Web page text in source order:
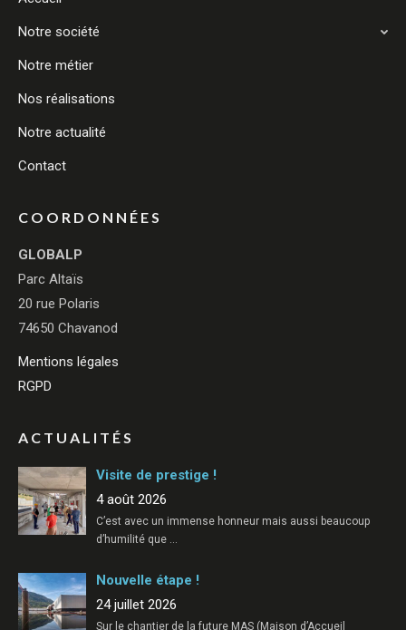
Notre société
Notre métier
Nos réalisations
Notre actualité
Contact
COORDONNÉES
GLOBALP
Parc Altaïs
20 rue Polaris
74650 Chavanod
Mentions légales
RGPD
ACTUALITÉS
Visite de prestige !
4 août 2026
C’est avec un immense honneur mais aussi beaucoup
d’humilité que
Nouvelle étape !
24 juillet 2026
Sur le chantier de la future MAS (Maison d’Accueil